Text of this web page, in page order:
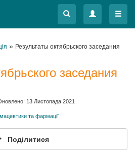
Меню
Меню
» Результаты октябрьского заседания
заседания
13 Листопада 2021
та фармації
Поділитися